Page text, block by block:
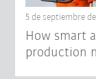
5 de septiembre
How smart
production